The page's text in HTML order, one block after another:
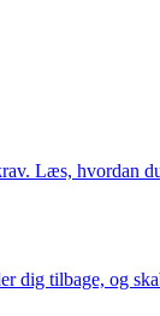
Læs, hvordan
dig tilbage, og